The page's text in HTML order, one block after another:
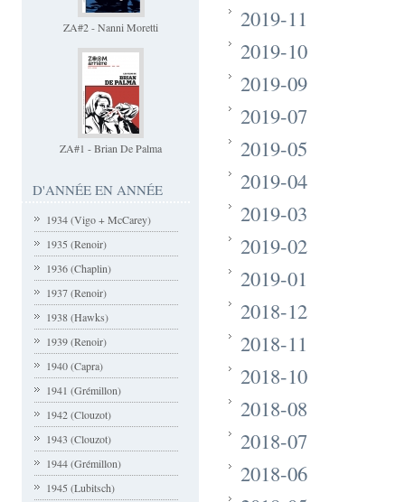
ZA#2 - Nanni Moretti
ZA#1 - Brian De Palma
D'ANNÉE EN ANNÉE
1934 (Vigo + McCarey)
1935 (Renoir)
1936 (Chaplin)
1937 (Renoir)
1938 (Hawks)
1939 (Renoir)
1940 (Capra)
1941 (Grémillon)
1942 (Clouzot)
1943 (Clouzot)
1944 (Grémillon)
1945 (Lubitsch)
2019-11
2019-10
2019-09
2019-07
2019-05
2019-04
2019-03
2019-02
2019-01
2018-12
2018-11
2018-10
2018-08
2018-07
2018-06